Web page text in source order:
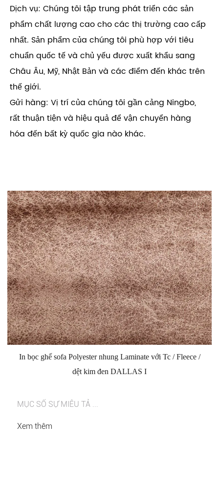
Dịch vụ: Chúng tôi tập trung phát triển các sản
phẩm chất lượng cao cho các thị trường cao cấp
nhất. Sản phẩm của chúng tôi phù hợp với tiêu
chuẩn quốc tế và chủ yếu được xuất khẩu sang
Châu Âu, Mỹ, Nhật Bản và các điểm đến khác trên
thế giới.
Gửi hàng: Vị trí của chúng tôi gần cảng Ningbo,
rất thuận tiện và hiệu quả để vận chuyển hàng
hóa đến bất kỳ quốc gia nào khác.
In bọc ghế sofa Polyester nhung Laminate với Tc / Fleece /
dệt kim đen DALLAS I
MỤC SỐ SỰ MIÊU TẢ ...
Xem thêm